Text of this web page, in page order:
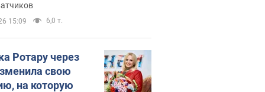
15:09 6,0 т.
Ротару через
свою
на которую